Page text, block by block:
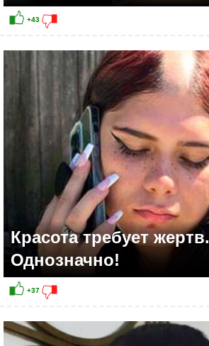
Красота требует жертв.
Однозначно!